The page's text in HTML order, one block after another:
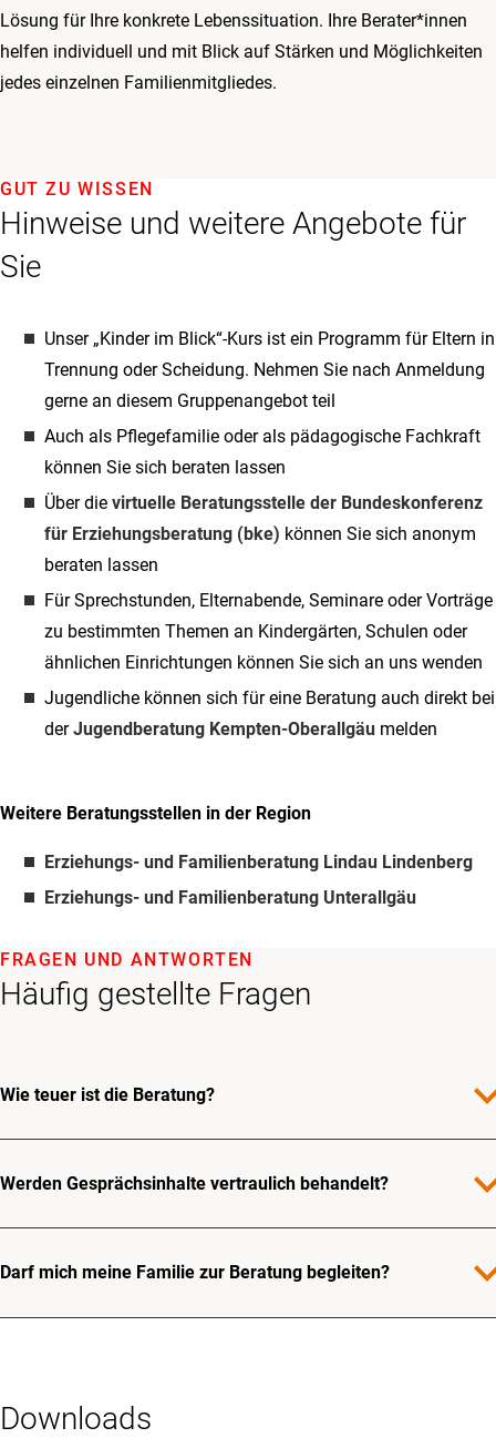
Lösung für Ihre konkrete Lebenssituation. Ihre Berater*innen
helfen individuell und mit Blick auf Stärken und Möglichkeiten
jedes einzelnen Familienmitgliedes.
Hinweise und weitere Angebote für
Sie
GUT ZU WISSEN
Unser „Kinder im Blick“-Kurs ist ein Programm für Eltern in
Trennung oder Scheidung. Nehmen Sie nach Anmeldung
gerne an diesem Gruppenangebot teil
Auch als Pflegefamilie oder als pädagogische Fachkraft
können Sie sich beraten lassen
Über die virtuelle Beratungsstelle der Bundeskonferenz
für Erziehungsberatung (bke) können Sie sich anonym
beraten lassen
Für Sprechstunden, Elternabende, Seminare oder Vorträge
zu bestimmten Themen an Kindergärten, Schulen oder
ähnlichen Einrichtungen können Sie sich an uns wenden
Jugendliche können sich für eine Beratung auch direkt bei
derJugendberatung Kempten-Oberallgäu melden
Weitere Beratungsstellen in der Region
Erziehungs- und Familienberatung Lindau Lindenberg
Erziehungs- und Familienberatung Unterallgäu
Häufig gestellte Fragen
FRAGEN UND ANTWORTEN
Wie teuer ist die Beratung?
Werden Gesprächsinhalte vertraulich behandelt?
Darf mich meine Familie zur Beratung begleiten?
Downloads